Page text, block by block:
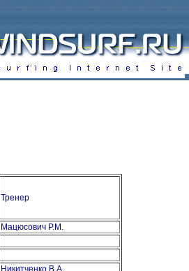
Тренер
Мацюсович Р.М.
Никитченко В.А.